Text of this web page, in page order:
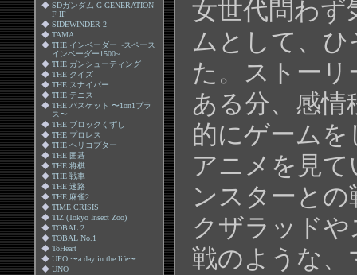
◆ SDガンダム G GENERATION-
F IF
◆ SIDEWINDER 2
◆ TAMA
◆ THE インベーダー ~スペース
インベーダー1500~
◆ THE ガンシューティング
◆ THE クイズ
◆ THE スナイパー
◆ THE テニス
◆ THE バスケット 〜1on1プラ
ス〜
◆ THE ブロックくずし
◆ THE プロレス
◆ THE ヘリコプター
◆ THE 囲碁
◆ THE 将棋
◆ THE 戦車
◆ THE 迷路
◆ THE 麻雀2
◆ TIME CRISIS
◆ TIZ (Tokyo Insect Zoo)
◆ TOBAL 2
◆ TOBAL No.1
◆ ToHeart
◆ UFO 〜a day in the life〜
◆ UNO
女世代問わず
ムとして、
た。ストーリ
ある分、感情
的にゲーム
アニメを見
ンスターと
クザラッド
戦のような